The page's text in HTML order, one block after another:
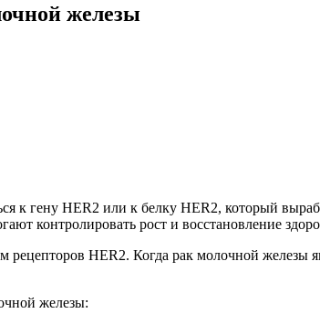
железы
к гену HER2 или к белку HER2, который
контролировать рост и восстановление
HER2. Когда рак молочной железы
железы: